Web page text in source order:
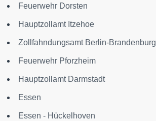
Feuerwehr Dorsten
Hauptzollamt Itzehoe
Zollfahndungsamt Berlin-Brandenburg
Feuerwehr Pforzheim
Hauptzollamt Darmstadt
Essen
Essen - Hückelhoven